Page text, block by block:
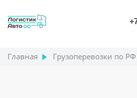
Главная Грузоперевозки по РФ